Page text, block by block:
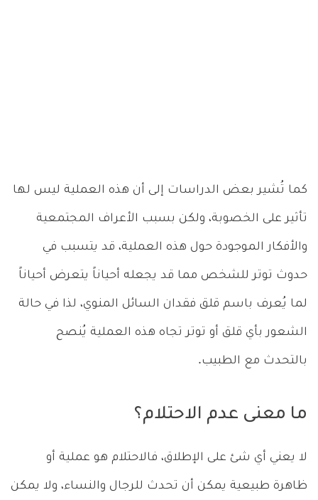
كما تُشير بعض الدراسات إلى أن هذه العملية ليس لها
تأثير على الخصوبة، ولكن بسبب الأعراف المجتمعية
والأفكار الموجودة حول هذه العملية، قد يتسبب في
حدوث توتر للشخص مما قد يجعله أحياناً يتعرض أحياناً
لما يُعرف باسم قلق فقدان السائل المنوي، لذا في حالة
الشعور بأي قلق أو توتر تجاه هذه العملية يُنصح
بالتحدث مع الطبيب.
ما معنى عدم الاحتلام؟
لا يعني أي شئ على الإطلاق، فالاحتلام هو عملية أو
ظاهرة طبيعية يمكن أن تحدث للرجال والنساء، ولا يمكن